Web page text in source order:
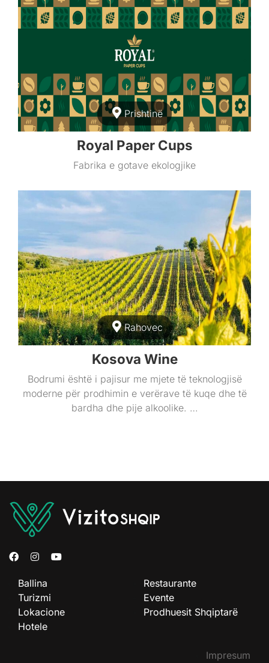
Prishtinë
Royal Paper Cups
Fabrika e gotave ekologjike
Rahovec
Kosova Wine
Bodrumi është i pajisur me mjete të teknologjisë
moderne për prodhimin e verërave të kuqe dhe të
bardha dhe pije alkoolike. …
Ballina
Turizmi
Lokacione
Hotele
Restaurante
Evente
Prodhuesit Shqiptarë
Impresum